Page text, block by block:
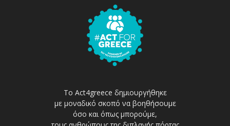
Το Act4greece δημιουργήθηκε
με μοναδικό σκοπό να βοηθήσουμε
όσο και όπως μπορούμε,